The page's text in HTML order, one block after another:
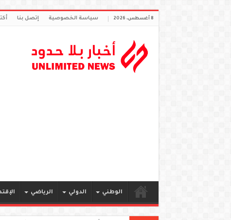
8 أغسطس، 2026 سياسة الخصوصية إتصل بنا
الوطني الدولي الرياضي